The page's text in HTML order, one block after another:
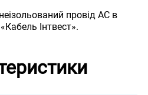
провід АС в
Інтвест».